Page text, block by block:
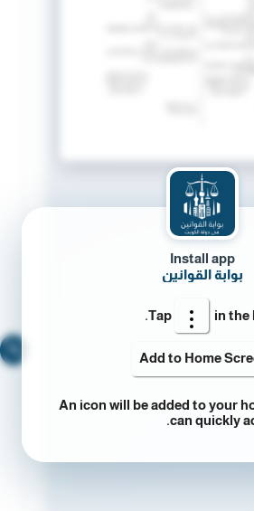
Install app
بوابة القوانين
Tap in the
Add to Home
An icon will be added to your
can quickly